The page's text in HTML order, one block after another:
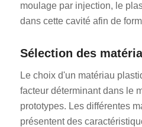
moulage par injection, le
dans cette cavité afin de
Sélection des
Le choix d'un matériau
facteur déterminant dans le
prototypes. Les différentes
présentent des